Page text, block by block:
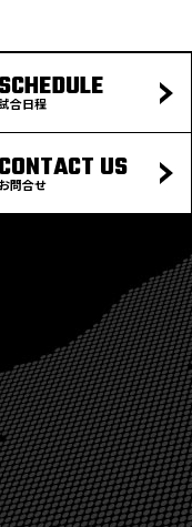
SCHEDULE
合日程
CONTACT US
問合せ